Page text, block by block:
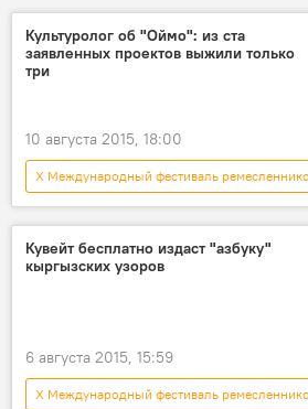
Культуролог об "Оймо": из ста
заявленных проектов выжили только
три
10 августа 2015, 18:00
X Международный фестиваль
Новости
Кыргызстан
Культура
Алмакан Найзабекова
Международный фестиваль "Оймо"
Кувейт бесплатно издаст "азбуку"
кыргызских узоров
6 августа 2015, 15:59
X Международный фестиваль